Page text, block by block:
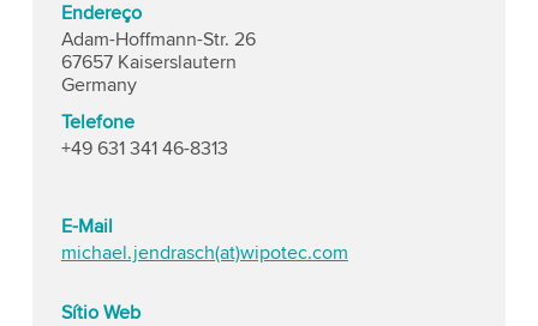
Endereço
Adam-Hoffmann-Str. 26
67657 Kaiserslautern
Germany
Telefone
+49 631 341 46-8313
E-Mail
michael.jendrasch(at)wipotec.com
Sítio Web